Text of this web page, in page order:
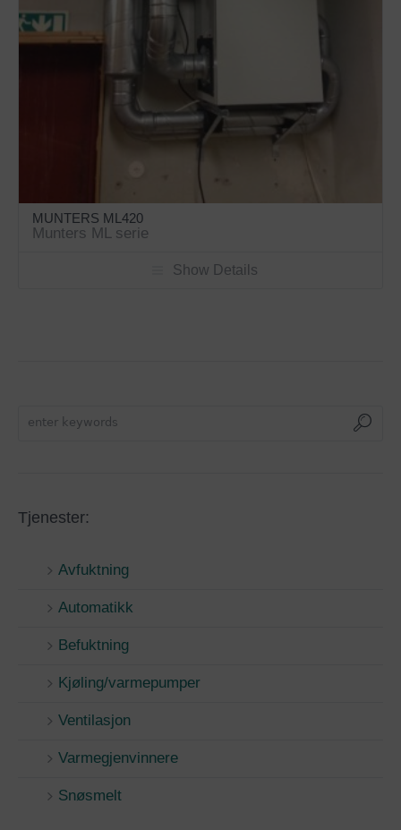
MUNTERS ML420
Munters ML serie
Show Details
Tjenester:
Avfuktning
Automatikk
Befuktning
Kjøling/varmepumper
Ventilasjon
Varmegjenvinnere
Snøsmelt